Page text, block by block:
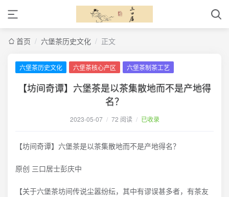
首页 / 六堡茶历史文化 / 正文
六堡茶历史文化 六堡茶核心产区 六堡茶制茶工艺
【坊间奇谭】六堡茶是以茶集散地而不是产地得
名？
2023-05-07 / 72 阅读 / 已收录
【坊间奇谭】六堡茶是以茶集散地而不是产地得名？
原创 三口居士彭庆中
【关于六堡茶坊间传说尘嚣纷纭，其中有谬误甚多者，有茶友